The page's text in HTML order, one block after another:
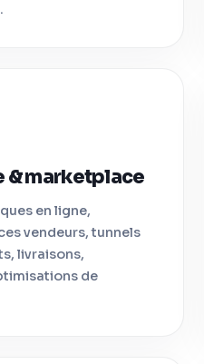
& marketplace
en ligne,
vendeurs, tunnels
livraisons,
de